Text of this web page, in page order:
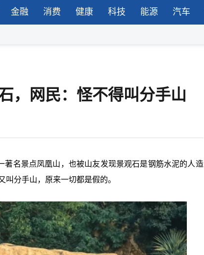
金融 消费 健康 科技 能源 汽车
，网民：怪不得叫分手山
著名景点凤凰山，也被山友发现景观石是钢筋水泥的人造
分手山，原来一切都是假的。